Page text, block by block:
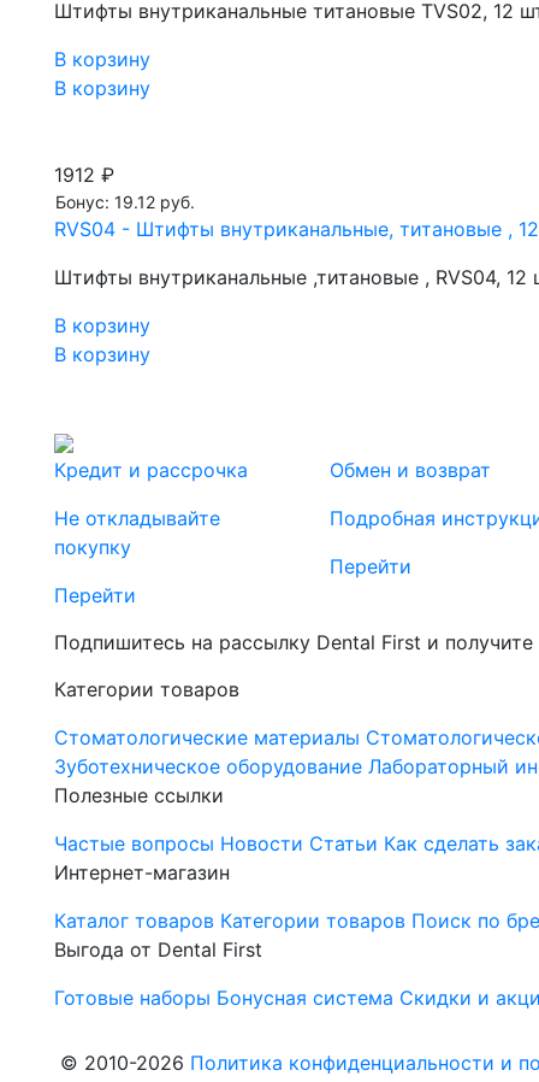
Штифты внутриканальные титановые TVS02, 12
В корзину
В корзину
1912 ₽
Бонус: 19.12 руб.
RVS04 - Штифты внутриканальные, титановые ,
Штифты внутриканальные ,титановые , RVS04, 12
В корзину
В корзину
Кредит и рассрочка
Не откладывайте
покупку
Перейти
Обмен и возврат
Подробная
Перейти
Подпишитесь на рассылку Dental First и
Категории товаров
Стоматологические материалы
Зуботехническое оборудование Лабораторный
Полезные ссылки
Частые вопросы Новости Статьи Как сделать
Интернет-магазин
Каталог товаров Категории товаров Поиск по
Выгода от Dental First
Готовые наборы Бонусная система Скидки и
© 2010-2026 Политика конфиденциальности и